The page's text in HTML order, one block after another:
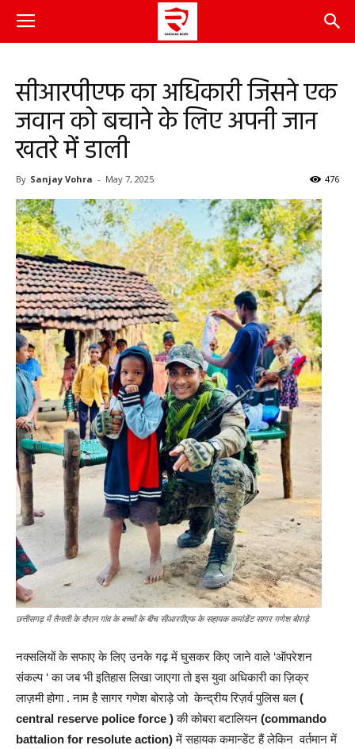
सीआरपीएफ का अधिकारी जिसने एक
जवान को बचाने के लिए अपनी जान
खतरे में डाली
By Sanjay Vohra - May 7, 2025 476
छत्तीसगढ़ में तैनाती के दौरान गांव के बच्चों के बीच सीआरपीएफ के सहायक कमांडेंट सागर गणेश बोराड़े
नक्सलियों के सफाए के लिए उनके गढ़ में घुसकर किए जाने वाले ‘ऑपरेशन
संकल्प ‘ का जब भी इतिहास लिखा जाएगा तो इस युवा अधिकारी का ज़िक्र
लाज़मी होगा . नाम है सागर गणेश बोराड़े जो केन्द्रीय रिज़र्व पुलिस बल (
central reserve police force )की कोबरा बटालियन (commando
battalion for resolute action)में सहायक कमान्डेंट हैं लेकिन वर्तमान में